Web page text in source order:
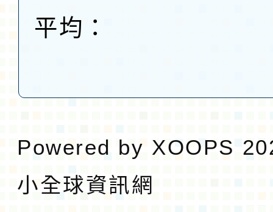
平均：
Powered by XOOPS
小全球資訊網